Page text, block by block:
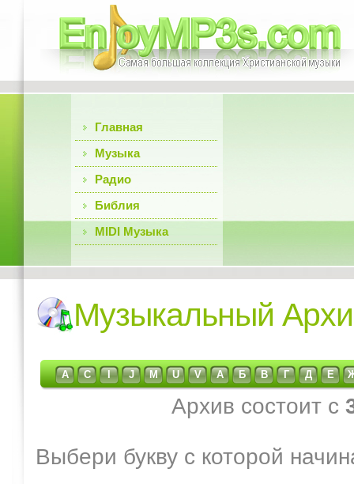
Главная
Музыка
Радио
Библия
MIDI Музыка
Музыкальный
A C I J M U V А Б В Г Д Е
Архив состоит с
Выбери букву с которой